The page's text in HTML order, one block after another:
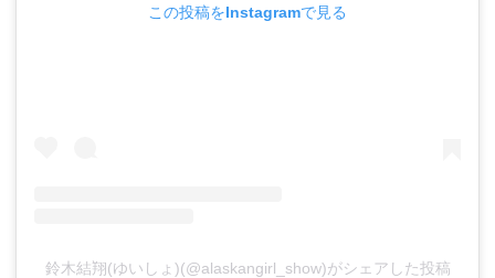
この投稿をInstagramで見る
鈴木結翔(ゆいしょ)(@alaskangirl_show)がシェアした投稿